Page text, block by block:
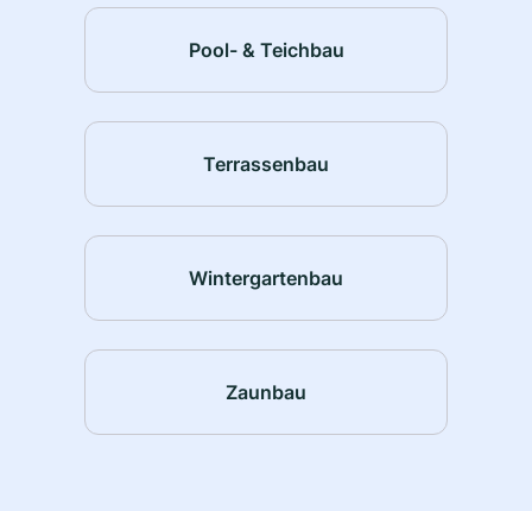
Pool- & Teichbau
Terrassenbau
Wintergartenbau
Zaunbau